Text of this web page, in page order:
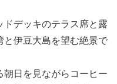
デッキのテラス席と露
と伊豆大島を望む絶景で
朝日を見ながらコーヒー